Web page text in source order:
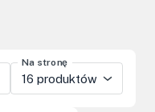
Na stronę
16 produktów